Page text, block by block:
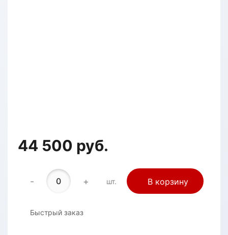
44 500 руб.
- + шт. В корзину
Быстрый заказ